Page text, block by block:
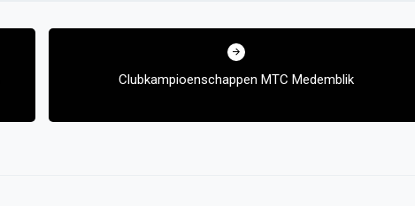
Clubkampioenschappen MTC Medemblik